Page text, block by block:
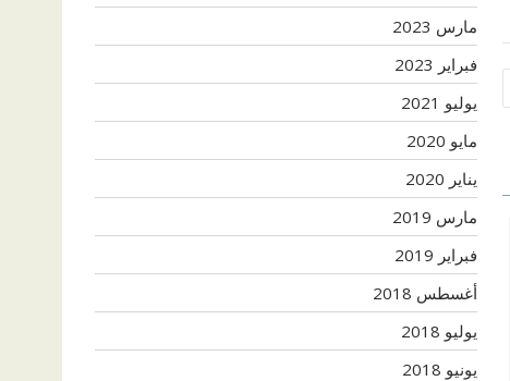
مارس 2023
فبراير 2023
يوليو 2021
مايو 2020
يناير 2020
مارس 2019
فبراير 2019
أغسطس 2018
يوليو 2018
يونيو 2018